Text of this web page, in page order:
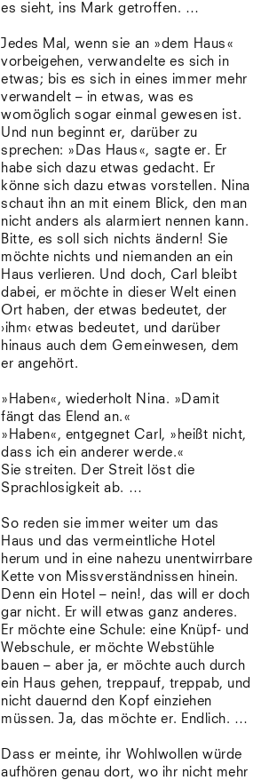
es sieht, ins Mark getroffen. …
Jedes Mal, wenn sie an »dem Haus«
vorbeigehen, verwandelte es sich in
etwas; bis es sich in eines immer mehr
verwandelt – in etwas, was es
womöglich sogar einmal gewesen ist.
Und nun beginnt er, darüber zu
sprechen: »Das Haus«, sagte er. Er
habe sich dazu etwas gedacht. Er
könne sich dazu etwas vorstellen. Nina
schaut ihn an mit einem Blick, den man
nicht anders als alarmiert nennen kann.
Bitte, es soll sich nichts ändern! Sie
möchte nichts und niemanden an ein
Haus verlieren. Und doch, Carl bleibt
dabei, er möchte in dieser Welt einen
Ort haben, der etwas bedeutet, der
›ihm‹ etwas bedeutet, und darüber
hinaus auch dem Gemeinwesen, dem
er angehört.
»Haben«, wiederholt Nina. »Damit
fängt das Elend an.«
»Haben«, entgegnet Carl, »heißt nicht,
dass ich ein anderer werde.«
Sie streiten. Der Streit löst die
Sprachlosigkeit ab. …
So reden sie immer weiter um das
Haus und das vermeintliche Hotel
herum und in eine nahezu unentwirrbare
Kette von Missverständnissen hinein.
Denn ein Hotel – nein!, das will er doch
gar nicht. Er will etwas ganz anderes.
Er möchte eine Schule: eine Knüpf- und
Webschule, er möchte Webstühle
bauen – aber ja, er möchte auch durch
ein Haus gehen, treppauf, treppab, und
nicht dauernd den Kopf einziehen
müssen. Ja, das möchte er. Endlich. …
Dass er meinte, ihr Wohlwollen würde
aufhören genau dort, wo ihr nicht mehr